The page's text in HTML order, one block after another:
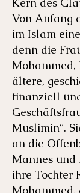
Von Anfang
im Islam
denn die
Mohammed,
ältere,
finanziell
Muslimin“.
an die
Mannes und
ihre Tochter